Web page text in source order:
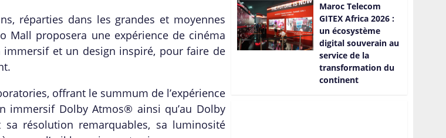
réparties dans les grandes et moyennes
Mall proposera une expérience de cinéma
et un design inspiré, pour faire de
offrant le summum de l’expérience
immersif Dolby Atmos® ainsi qu’au Dolby
résolution remarquables, sa luminosité
Maroc Telecom
GITEX Africa 2026 :
un écosystème
digital souverain au
service de la
transformation du
continent